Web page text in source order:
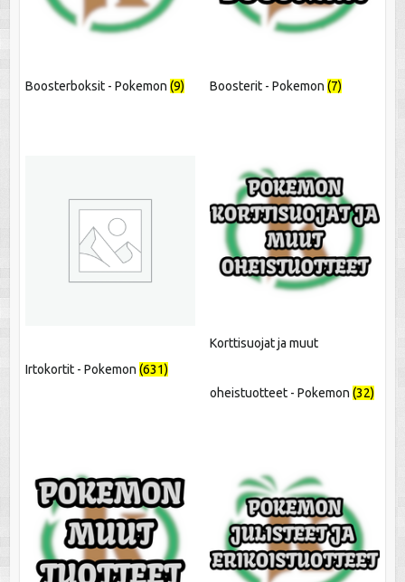
Boosterboksit - Pokemon (9) Boosterit - Pokemon (7)
Irtokortit - Pokemon (631)
Korttisuojat ja muut
oheistuotteet - Pokemon (32)